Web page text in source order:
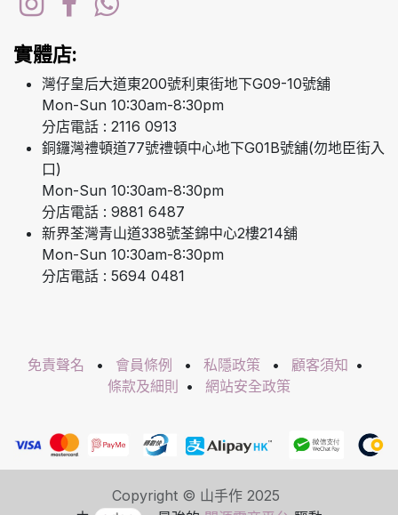
實體店:
灣仔皇后大道東200號利東街地下G09-10號舖
Mon-Sun 10:30am-8:30pm
分店電話 : 2116 0913
銅鑼灣禮頓道77號禮頓中心地下G01B號舖(勿地臣街入
口)
Mon-Sun 10:30am-8:30pm
分店電話 : 9881 6487
新界荃灣青山道338號荃錦中心2樓214舖
Mon-Sun 10:30am-8:30pm
分店電話 : 5694 0481
免責聲名 • 會員條例 • 私隱政策 • 顧客須知 •
條款及細則 • 網站安全政策
Copyright © 山手作 2025